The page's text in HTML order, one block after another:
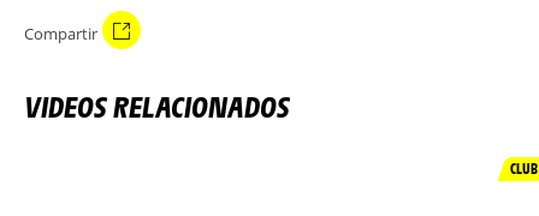
Compartir
VIDEOS RELACIONADOS
CLUB